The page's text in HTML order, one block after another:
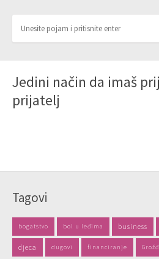
Jedini način da imaš
prijatelj
Tagovi
bogatstvo bol u leđima business
djeca dugovi financiranje